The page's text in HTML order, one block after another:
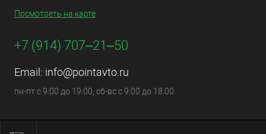
Посмотреть на карте
+7 (914) 707‒21‒50
Email: info@pointavto.ru
пн-пт с 9:00 до 19:00, сб-вс с 9:00 до 18:00